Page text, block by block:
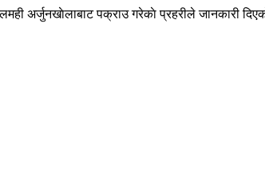
अर्जुनखाेलाबाट पक्राउ गरेकाे प्रहरीले जानकारी